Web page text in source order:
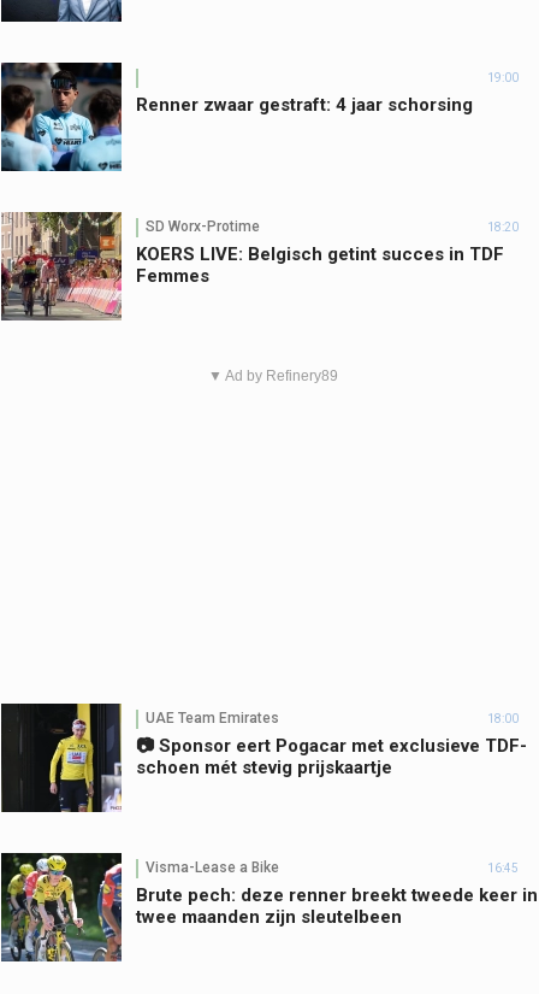
19:00
Renner zwaar gestraft: 4 jaar schorsing
SD Worx-Protime 18:20
KOERS LIVE: Belgisch getint succes in TDF
Femmes
▼ Ad by Refinery89
UAE Team Emirates 18:00
📷 Sponsor eert Pogacar met exclusieve TDF-
schoen mét stevig prijskaartje
Visma-Lease a Bike 16:45
Brute pech: deze renner breekt tweede keer in
twee maanden zijn sleutelbeen